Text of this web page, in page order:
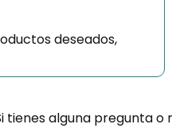
deseados,
tienes alguna pregunta